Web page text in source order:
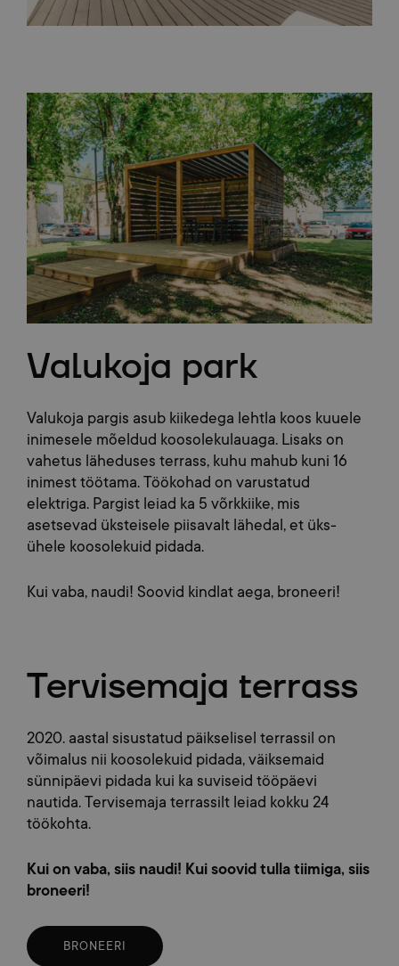
Valukoja park
Valukoja pargis asub kiikedega lehtla koos kuuele
inimesele mõeldud koosolekulauaga. Lisaks on
vahetus läheduses terrass, kuhu mahub kuni 16
inimest töötama. Töökohad on varustatud
elektriga. Pargist leiad ka 5 võrkkiike, mis
asetsevad üksteisele piisavalt lähedal, et üks-
ühele koosolekuid pidada.
Kui vaba, naudi! Soovid kindlat aega, broneeri!
Tervisemaja terrass
2020. aastal sisustatud päikselisel terrassil on
võimalus nii koosolekuid pidada, väiksemaid
sünnipäevi pidada kui ka suviseid tööpäevi
nautida. Tervisemaja terrassilt leiad kokku 24
töökohta.
Kui on vaba, siis naudi! Kui soovid tulla tiimiga, siis
broneeri!
BRONEERI